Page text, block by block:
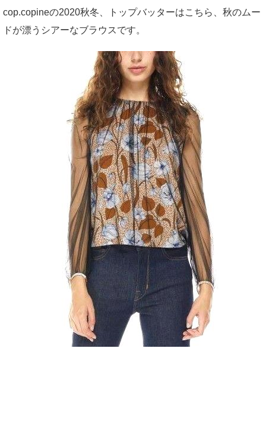
cop.copineの2020秋冬、トップバッターはこちら、秋のムー
ドが漂うシアーなブラウスです。